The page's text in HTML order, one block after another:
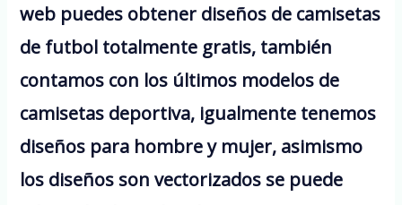
web puedes obtener diseños de camisetas
de futbol totalmente gratis, también
contamos con los últimos modelos de
camisetas deportiva, igualmente tenemos
diseños para hombre y mujer, asimismo
los diseños son vectorizados se puede